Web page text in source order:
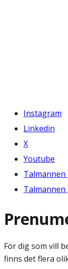
Instagram
Linkedin
X
Youtube
Talmannen
För dig som vill
finns det flera